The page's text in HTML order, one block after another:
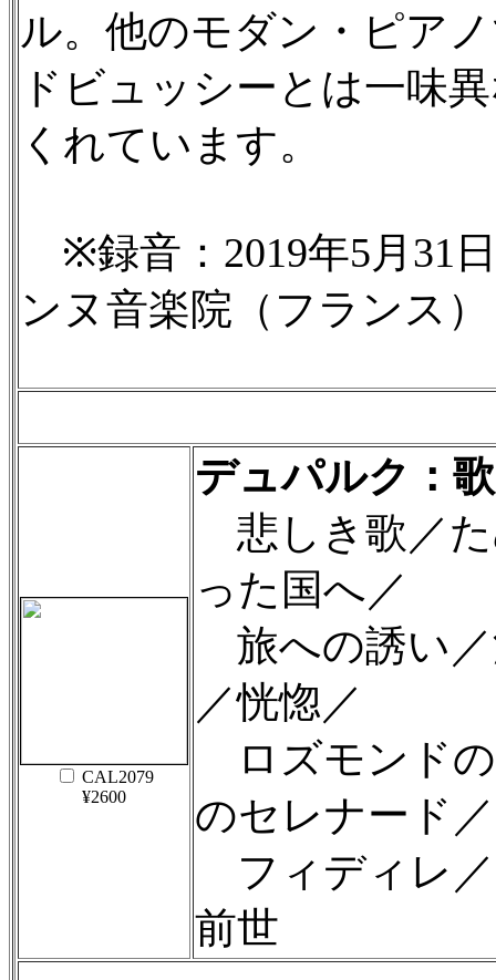
ル。他のモダン・ピア
ドビュッシーとは一味
くれています。
※録音：2019年5月31
ンヌ音楽院（フランス）
CAL2079
¥2600
デュパルク：
悲しき歌／
った国へ／
旅への誘い
／恍惚／
ロズモンド
のセレナード／
フィディレ
前世